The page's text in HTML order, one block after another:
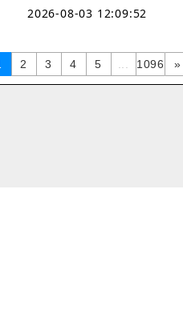
2026-08-03 12:09:52
2 3 4 5 1096 »